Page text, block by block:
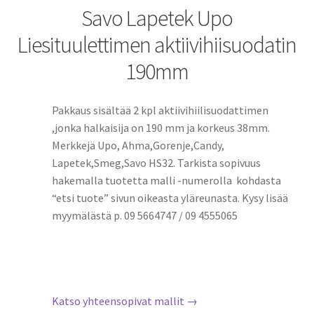
Savo Lapetek Upo
Liesituulettimen aktiivihiisuodatin
190mm
Pakkaus sisältää 2 kpl aktiivihiilisuodattimen
,jonka halkaisija on 190 mm ja korkeus 38mm.
Merkkejä Upo, Ahma,Gorenje,Candy,
Lapetek,Smeg,Savo HS32. Tarkista sopivuus
hakemalla tuotetta malli -numerolla kohdasta
“etsi tuote” sivun oikeasta yläreunasta. Kysy lisää
myymälästä p. 09 5664747 / 09 4555065
Katso yhteensopivat mallit →